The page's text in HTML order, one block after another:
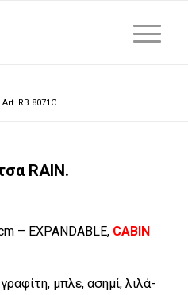
RB 8071C
RAIN.
– EXPANDABLE, CABIN
μπλε, ασημί, λιλά-